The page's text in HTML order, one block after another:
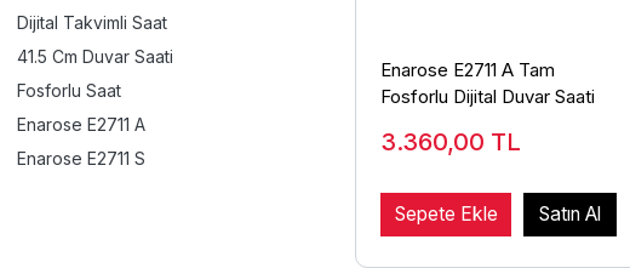
Dijital Takvimli Saat
41.5 Cm Duvar Saati
Fosforlu Saat
Enarose E2711 A
Enarose E2711 S
Enarose E2711 A Tam
Fosforlu Dijital Duvar Saati
3.360,00 TL
Sepete Ekle Satın Al